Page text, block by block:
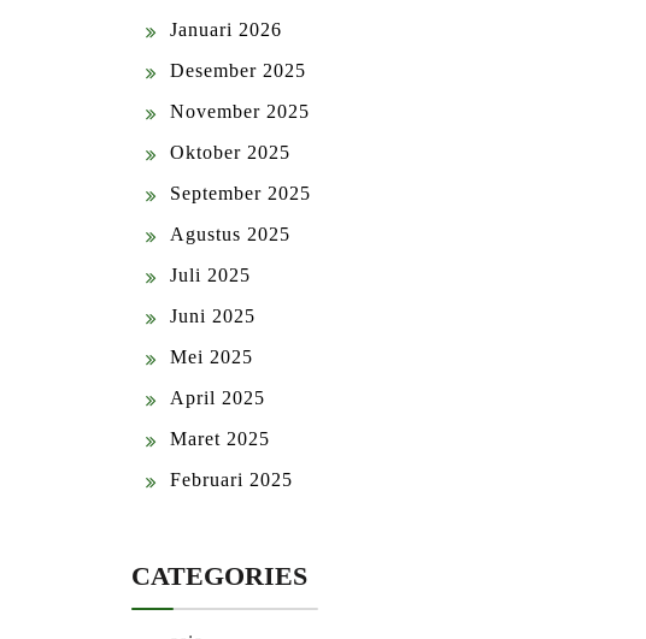
Januari 2026
Desember 2025
November 2025
Oktober 2025
September 2025
Agustus 2025
Juli 2025
Juni 2025
Mei 2025
April 2025
Maret 2025
Februari 2025
CATEGORIES